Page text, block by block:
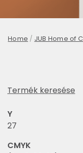
Home / JUB Home of
Termék keresése
Y
27
CMYK